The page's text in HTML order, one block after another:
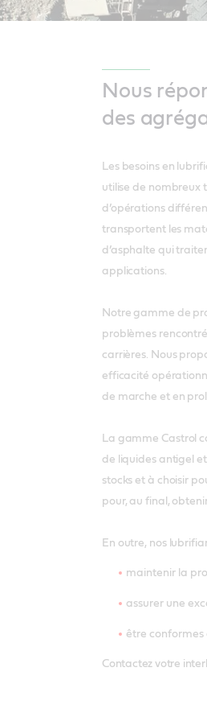
Nous
des
Les besoins en
utilise de nombreux
d’opérations
transportent les
d’asphalte qui
applications.
Notre gamme de
problèmes
carrières. Nous
efficacité
de marche et en
La gamme Castrol
de liquides antigel
stocks et à choisir
pour, au final,
En outre, nos
maintenir la
assurer une
être conformes
Contactez votre